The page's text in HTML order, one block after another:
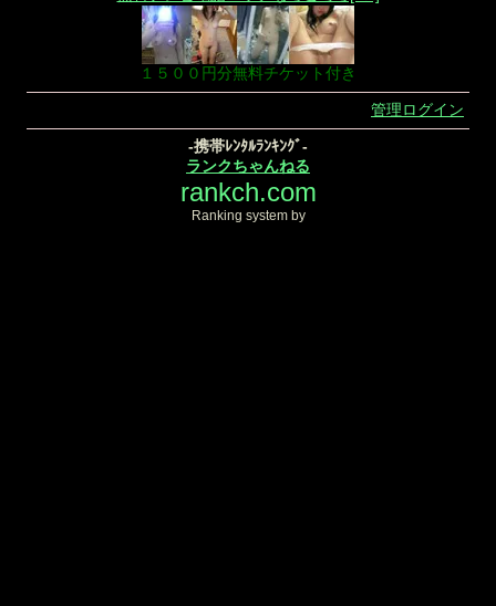
１５００円分無料チケット付き
管理ログイン
-携帯ﾚﾝﾀﾙﾗﾝｷﾝｸﾞ-
ランクちゃんねる
rankch.com
Ranking system by